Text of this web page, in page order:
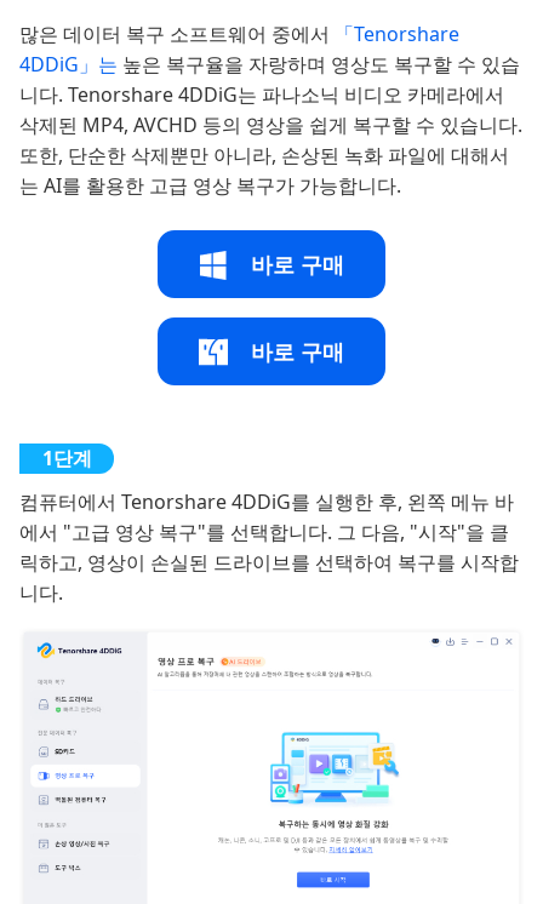
많은 데이터 복구 소프트웨어 중에서
「Tenorshare
4DDiG」는 높은 복구율을 자랑하며 영상도 복구할 수 있습
니다. Tenorshare 4DDiG는 파나소닉 비디오 카메라에서
삭제된 MP4, AVCHD 등의 영상을 쉽게 복구할 수 있습니다.
또한, 단순한 삭제뿐만 아니라, 손상된 녹화 파일에 대해서
는 AI를 활용한 고급 영상 복구가 가능합니다.
바로 구매
바로 구매
컴퓨터에서 Tenorshare 4DDiG를 실행한 후, 왼쪽 메뉴 바
에서 "고급 영상 복구"를 선택합니다. 그 다음, "시작"을 클
릭하고, 영상이 손실된 드라이브를 선택하여 복구를 시작합
니다.